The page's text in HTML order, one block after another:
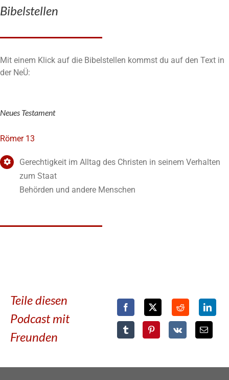
Bibelstellen
Mit einem Klick auf die Bibelstellen kommst du auf den Text in
der NeÜ:
Neues Testament
Römer 13
Gerechtigkeit im Alltag des Christen in seinem Verhalten
zum Staat
Behörden und andere Menschen
Teile diesen
Podcast mit
Freunden